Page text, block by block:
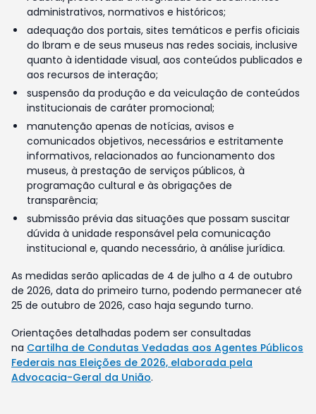
administrativos, normativos e históricos;
adequação dos portais, sites temáticos e perfis oficiais
do Ibram e de seus museus nas redes sociais, inclusive
quanto à identidade visual, aos conteúdos publicados e
aos recursos de interação;
suspensão da produção e da veiculação de conteúdos
institucionais de caráter promocional;
manutenção apenas de notícias, avisos e
comunicados objetivos, necessários e estritamente
informativos, relacionados ao funcionamento dos
museus, à prestação de serviços públicos, à
programação cultural e às obrigações de
transparência;
submissão prévia das situações que possam suscitar
dúvida à unidade responsável pela comunicação
institucional e, quando necessário, à análise jurídica.
As medidas serão aplicadas de 4 de julho a 4 de outubro
de 2026, data do primeiro turno, podendo permanecer até
25 de outubro de 2026, caso haja segundo turno.
Orientações detalhadas podem ser consultadas
na Cartilha de Condutas Vedadas aos Agentes Públicos
Federais nas Eleições de 2026, elaborada pela
Advocacia-Geral da União.